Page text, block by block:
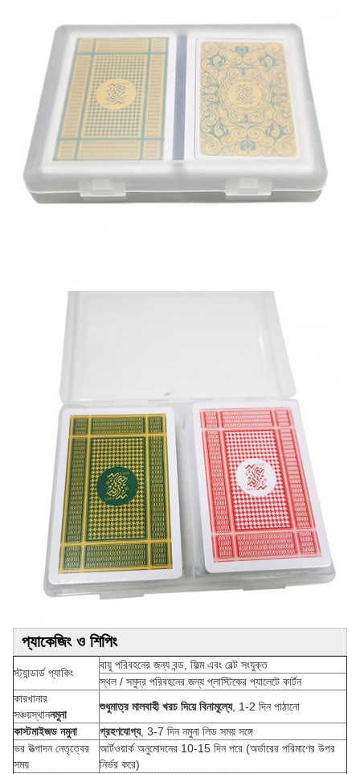
প্যাকেজিং ও শিপিং
স্ট্যান্ডার্ড প্যাকিং
বায়ু পরিবহনের জন্য বন্ড, ফিল্ম এবং বেল্ট সংযুক্ত
স্থল / সমুদ্র পরিবহনের জন্য প্লাস্টিকের প্যালেটে কার্টন
কারখানার
সঞ্চয়স্থাননমুনা
শুধুমাত্র মালবাহী খরচ দিয়ে বিনামূল্যে, 1-2 দিন পাঠানো
কাস্টমাইজড নমুনা
গ্রহণযোগ্য, 3-7 দিন নমুনা লিড সময় সঙ্গে
ভর উত্পাদন নেতৃত্বের
সময়
আর্টওয়ার্ক অনুমোদনের 10-15 দিন পরে (অর্ডারের পরিমাণের উপর
নির্ভর করে)